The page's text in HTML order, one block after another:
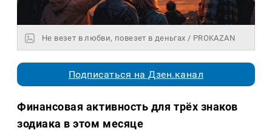
Не везет в любви, повезет в деньгах / PROKAZAN
Подписаться на Дзен.канал
Финансовая активность для трёх знаков
зодиака в этом месяце